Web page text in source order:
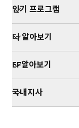
인기 프로그램
더 알아보기
EF알아보기
국내지사